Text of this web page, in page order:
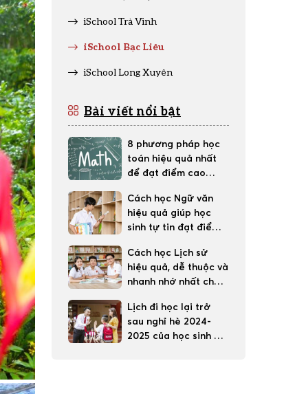
iSchool Trà Vinh
iSchool Bạc Liêu
iSchool Long Xuyên
Bài viết nổi bật
8 phương pháp học
toán hiệu quả nhất
để đạt điểm cao
Cách học Ngữ văn
hiệu quả giúp học
sinh tự tin đạt điểm
Cách học Lịch sử
hiệu quả, dễ thuộc và
nhanh nhớ nhất cho
Lịch đi học lại trở
sau nghỉ hè 2024-
2025 của học sinh 63